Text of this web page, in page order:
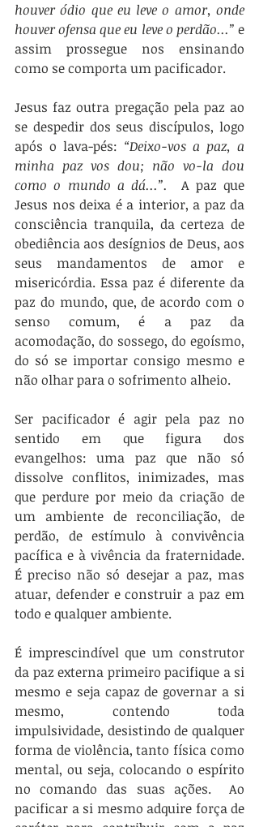
houver ódio que eu leve o amor, onde
houver ofensa que eu leve o perdão...” e
assim prossegue nos ensinando
como se comporta um pacificador.
Jesus faz outra pregação pela paz ao
se despedir dos seus discípulos, logo
após o lava-pés: “Deixo-vos a paz, a
minha paz vos dou; não vo-la dou
como o mundo a dá...”.
  A paz que
Jesus nos deixa é a interior, a paz da
consciência tranquila, da certeza de
obediência aos desígnios de Deus, aos
seus mandamentos de amor e
misericórdia. Essa paz é diferente da
paz do mundo, que, de acordo com o
senso comum, é a paz da
acomodação, do sossego, do egoísmo,
do só se importar consigo mesmo e
não olhar para o sofrimento alheio.
Ser pacificador é agir pela paz no
sentido em que figura dos
evangelhos: uma paz que não só
dissolve conflitos, inimizades, mas
que perdure por meio da criação de
um ambiente de reconciliação, de
perdão, de estímulo à convivência
pacífica e à vivência da fraternidade.
É preciso não só desejar a paz, mas
atuar, defender e construir a paz em
todo e qualquer ambiente.
É imprescindível que um construtor
da paz externa primeiro pacifique a si
mesmo e seja capaz de governar a si
mesmo, contendo toda
impulsividade, desistindo de qualquer
forma de violência, tanto física como
mental, ou seja, colocando o espírito
no comando das suas ações.  Ao
pacificar a si mesmo adquire força de